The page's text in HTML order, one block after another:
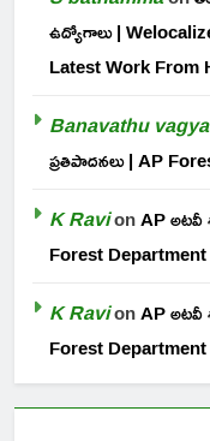
ఉద్యోగాలు |
Latest Work From
Banavathu
ప్రతిపాదనలు | AP
K RavionAP అటవీ
Forest
K RavionAP అటవీ
Forest